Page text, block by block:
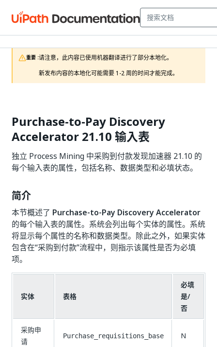
重要 :请注意，此内容已使用机器翻译进行了部分本地化。
新发布内容的本地化可能需要 1-2 周的时间才能完成。
Purchase-to-Pay Discovery
Accelerator 21.10 输入表
独立 Process Mining 中采购到付款发现加速器 21.10 的
每个输入表的属性，包括名称、数据类型和必填状态。
简介
本节概述了 Purchase-to-Pay Discovery Accelerator
的每个输入表的属性。系统会列出每个实体的属性。系统
将显示每个属性的名称和数据类型。除此之外，如果实体
包含在“采购到付款”流程中，则指示该属性是否为必填
项。
实体 表格
必填
是/
否
采购申
请
Purchase_requisitions_base N